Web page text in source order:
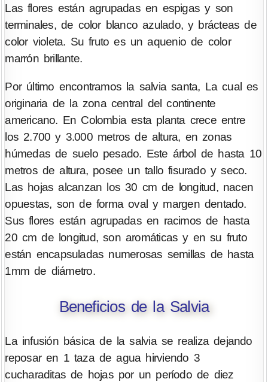
Las flores están agrupadas en espigas y son
terminales, de color blanco azulado, y brácteas de
color violeta. Su fruto es un aquenio de color
marrón brillante.
Por último encontramos la salvia santa, La cual es
originaria de la zona central del continente
americano. En Colombia esta planta crece entre
los 2.700 y 3.000 metros de altura, en zonas
húmedas de suelo pesado. Este árbol de hasta 10
metros de altura, posee un tallo fisurado y seco.
Las hojas alcanzan los 30 cm de longitud, nacen
opuestas, son de forma oval y margen dentado.
Sus flores están agrupadas en racimos de hasta
20 cm de longitud, son aromáticas y en su fruto
están encapsuladas numerosas semillas de hasta
1mm de diámetro.
Beneficios de la Salvia
La infusión básica de la salvia se realiza dejando
reposar en 1 taza de agua hirviendo 3
cucharaditas de hojas por un período de diez